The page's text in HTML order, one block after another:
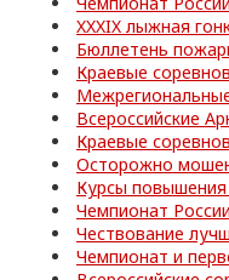
XXXIX лыжная
Бюллетень
Краевые
Всероссийские
Краевые
Осторожно
Курсы
Чемпионат
Чествование
Чемпионат и